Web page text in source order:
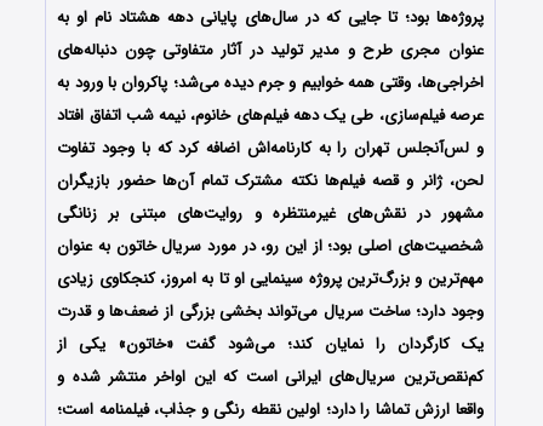
پروژه‌ها بود؛ تا جایی که در سال‌های پایانی دهه هشتاد نام او به‌
عنوان مجری طرح و مدیر تولید در آثار متفاوتی چون دنباله‌های
اخراجی‌ها، وقتی همه خوابیم و جرم دیده می‌شد؛ پاکروان با ورود به
عرصه فیلم‌سازی، طی یک دهه فیلم‌های خانوم، نیمه شب اتفاق افتاد
و لس‌آنجلس تهران را به کارنامه‌اش اضافه کرد که با وجود تفاوت
لحن، ژانر و قصه فیلم‌ها نکته مشترک تمام آن‌ها حضور بازیگران
مشهور در نقش‌های غیرمنتظره و روایت‌های مبتنی بر زنانگی
شخصیت‌های اصلی بود؛ از این رو، در مورد سریال خاتون به‌ عنوان
مهم‌ترین و بزرگ‌ترین پروژه سینمایی او تا به امروز، کنجکاوی زیادی
وجود دارد؛ ساخت سریال می‌تواند بخشی بزرگی از ضعف‌ها و قدرت
یک کارگردان را نمایان کند؛ می‌شود گفت «خاتون» یکی از
کم‌نقص‌ترین سریال‌های ایرانی است که این اواخر منتشر شده و
واقعا ارزش تماشا را دارد؛ اولین نقطه رنگی و جذاب، فیلمنامه است؛